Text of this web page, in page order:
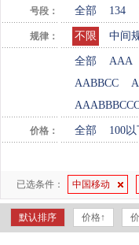
号段： 全部 134
规律： 不限 中间
全部 AAA
AABBCC
价格： 全部 100
已选条件： 中国移动
默认排序 价格↑